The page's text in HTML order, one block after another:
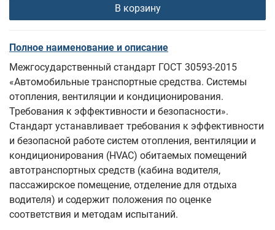
В корзину
Полное наименование и описание
Межгосударственный стандарт ГОСТ 30593-2015
«Автомобильные транспортные средства. Системы
отопления, вентиляции и кондиционирования.
Требования к эффективности и безопасности».
Стандарт устанавливает требования к эффективности
и безопасной работе систем отопления, вентиляции и
кондиционирования (HVAC) обитаемых помещений
автотранспортных средств (кабина водителя,
пассажирское помещение, отделение для отдыха
водителя) и содержит положения по оценке
соответствия и методам испытаний.